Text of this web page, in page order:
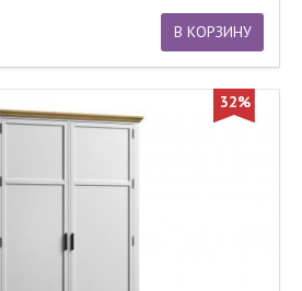
В КОРЗИНУ
32%